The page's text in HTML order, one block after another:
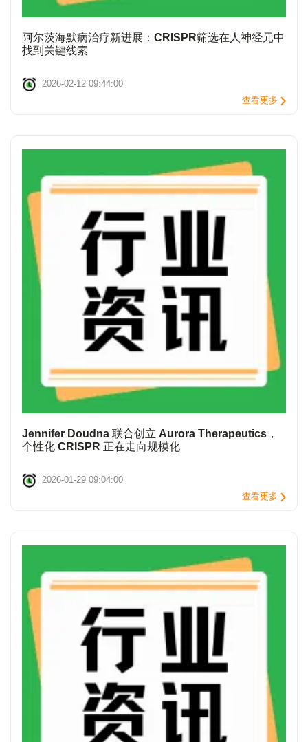
阿尔茨海默病治疗新进展：CRISPR筛选在人神经元中
找到关键线索
2026-02-12 09:44:00
查看更多
Jennifer Doudna 联合创立 Aurora Therapeutics，
个性化 CRISPR 正在走向规模化
2026-01-29 09:04:00
查看更多